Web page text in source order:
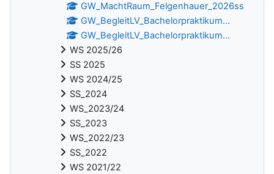
GW_MachtRaum_Felgenhauer_2026ss
GW_BegleitLV_Bachelorpraktikum...
GW_BegleitLV_Bachelorpraktikum...
WS 2025/26
SS 2025
WS 2024/25
SS_2024
WS_2023/24
SS_2023
WS_2022/23
SS_2022
WS 2021/22